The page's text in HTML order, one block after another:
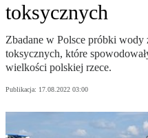
toksycznych
Zbadane w Polsce próbki wody
toksycznych, które
wielkości polskiej rzece.
Publikacja: 17.08.2022 03:00